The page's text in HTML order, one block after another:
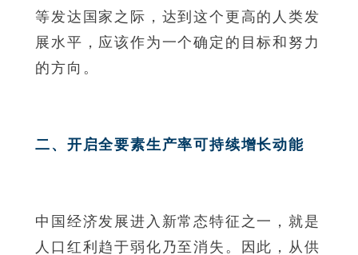
等发达国家之际，达到这个更高的人类发
展水平，应该作为一个确定的目标和努力
的方向。
二、开启全要素生产率可持续增长动能
中国经济发展进入新常态特征之一，就是
人口红利趋于弱化乃至消失。因此，从供